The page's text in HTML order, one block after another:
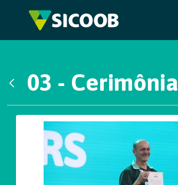
Pular para o Conteúdo principal
03 - Cerimônia
Galeria de Mídias